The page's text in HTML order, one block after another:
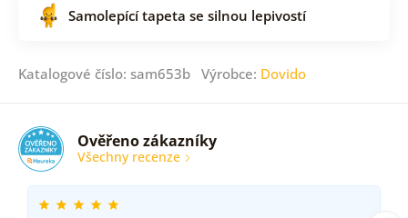
Samolepící tapeta se silnou lepivostí
Katalogové číslo: sam653b Výrobce: Dovido
Ověřeno zákazníky
Všechny recenze